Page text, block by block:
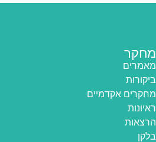
מחקר
מאמרים
ביקורות
מחקרים אקדמיים
ראיונות
הרצאות
בלקן